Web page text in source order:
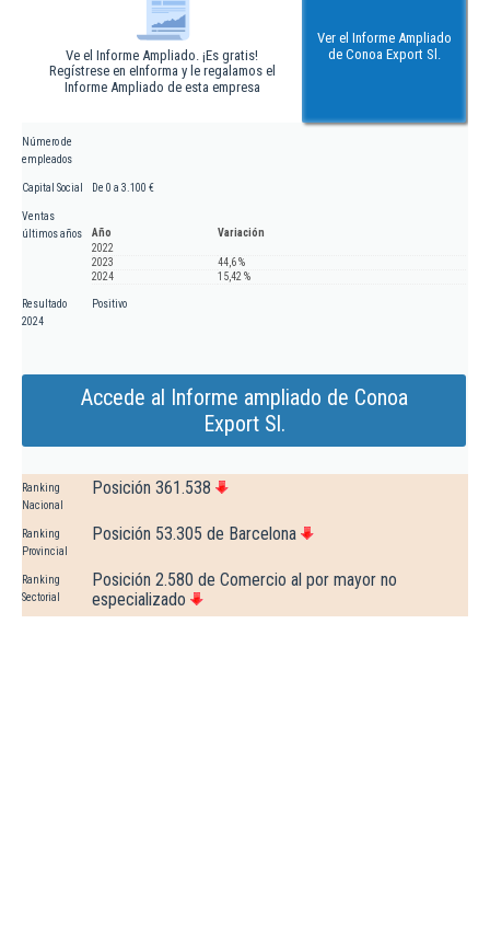
Ve el Informe Ampliado. ¡Es gratis!
Regístrese en eInforma y le regalamos el
Informe Ampliado de esta empresa
Ver el Informe Ampliado
de Conoa Export Sl.
Número de
empleados
Capital Social De 0 a 3.100 €
Ventas
últimos años
Año
Variación
2022
2023
44,6 %
2024
15,42 %
Resultado
2024
Positivo
Accede al Informe ampliado de Conoa
Export Sl.
Ranking
Nacional
Posición 361.538
Ranking
Provincial
Posición 53.305 de Barcelona
Ranking
Sectorial
Posición 2.580 de Comercio al por mayor no
especializado